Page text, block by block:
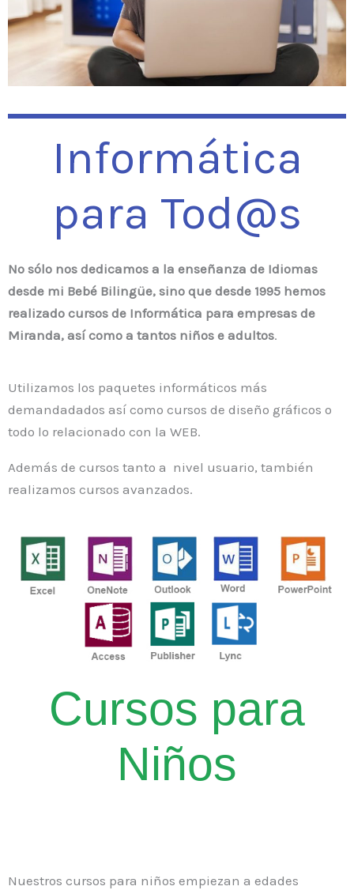
Informática
para Tod@s
No sólo nos dedicamos a la enseñanza de Idiomas
desde mi Bebé Bilingüe, sino que desde 1995 hemos
realizado cursos de Informática para empresas de
Miranda, así como a tantos niños e adultos.
Utilizamos los paquetes informáticos más
demandadados así como cursos de diseño gráficos o
todo lo relacionado con la WEB.
Además de cursos tanto a nivel usuario, también
realizamos cursos avanzados.
Cursos para
Niños
Nuestros cursos para niños empiezan a edades